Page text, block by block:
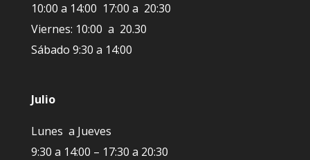
10:00 a 14:00 17:00 a 20:30
Viernes: 10:00 a 20.30
Sábado 9:30 a 14:00
Julio
Lunes a Jueves
9:30 a 14:00 – 17:30 a 20:30